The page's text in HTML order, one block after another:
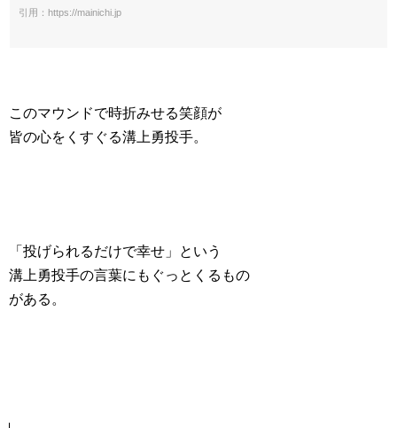
引用：https://mainichi.jp
このマウンドで時折みせる笑顔が
皆の心をくすぐる溝上勇投手。
「投げられるだけで幸せ」という
溝上勇投手の言葉にもぐっとくるもの
がある。